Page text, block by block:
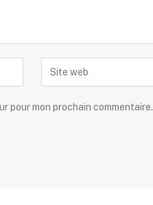
pour mon prochain commentaire.